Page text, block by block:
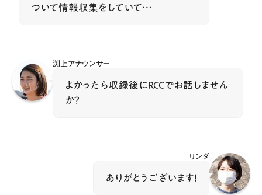
ついて情報収集をしていて…
渕上アナウンサー
よかったら収録後にRCCでお話しません
か？
リンダ
ありがとうございます！